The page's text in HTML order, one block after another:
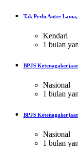
Tak Perlu Antre
Kendari
1 bulan
BPJS
Nasional
1 bulan
BPJS
Nasional
1 bulan